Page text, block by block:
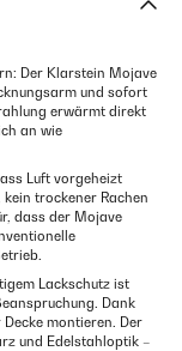
Der Klarstein Mojave
und sofort
erwärmt direkt
an wie
Luft vorgeheizt
trockener Rachen
dass der Mojave
Lackschutz ist
Dank
montieren. Der
und Edelstahloptik –